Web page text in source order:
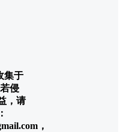
集于
侵
，请
，